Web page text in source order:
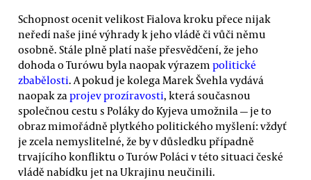
Schopnost ocenit velikost Fialova kroku přece nijak
neředí naše jiné výhrady k jeho vládě či vůči němu
osobně. Stále plně platí naše přesvědčení, že jeho
dohoda o Turówu byla naopak výrazem politické
zbabělosti. A pokud je kolega Marek Švehla vydává
naopak zaprojev prozíravosti, která současnou
společnou cestu s Poláky do Kyjeva umožnila — je to
obraz mimořádně plytkého politického myšlení: vždyť
je zcela nemyslitelné, že by v důsledku případně
trvajícího konfliktu o Turów Poláci v této situaci české
vládě nabídku jet na Ukrajinu neučinili.